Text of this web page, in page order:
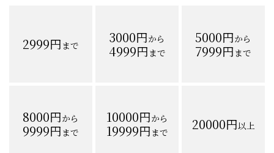
2999円まで 3000円から
4999円まで
5000円から
7999円まで
8000円から
9999円まで
10000円から
19999円まで 20000円以上